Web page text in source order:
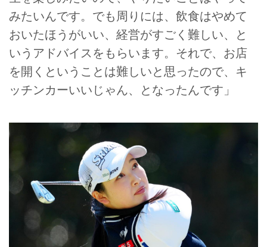
みたいんです。でも周りには、飲食はやめて
おいたほうがいい、経営がすごく難しい、と
いうアドバイスをもらいます。それで、お店
を開くということは難しいと思ったので、キ
ッチンカーいいじゃん、となったんです」